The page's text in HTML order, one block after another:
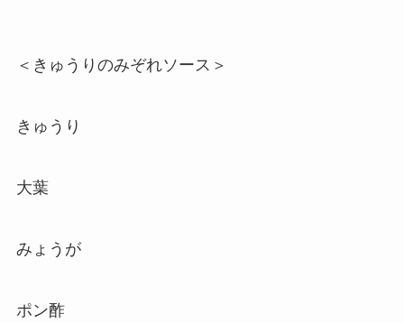
＜きゅうりのみぞれソース＞
きゅうり
大葉
みょうが
ポン酢